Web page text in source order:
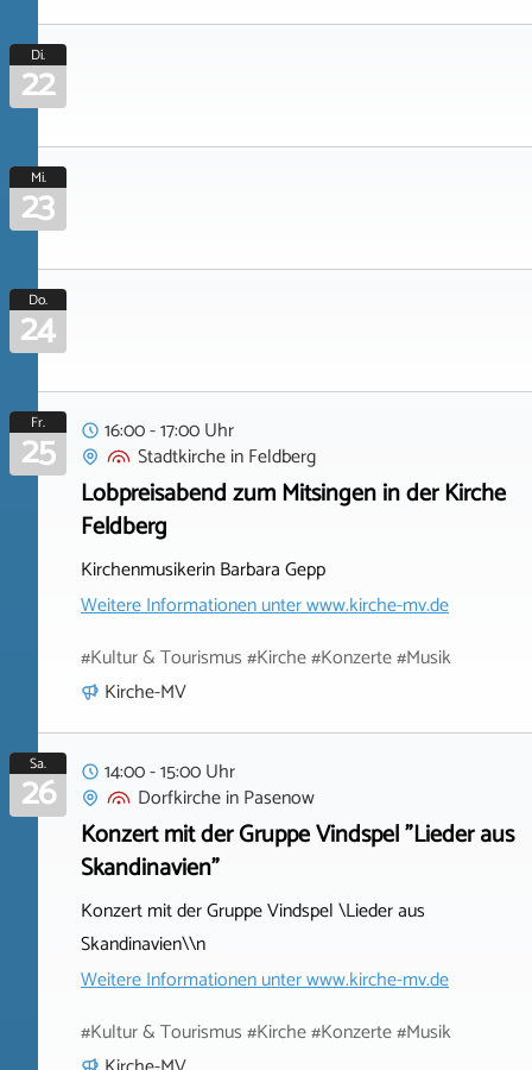
Di.
22
Mi.
23
Do.
24
Fr.
25
16:00 - 17:00 Uhr
StadtkircheinFeldberg
Lobpreisabend zum Mitsingen in der Kirche
Feldberg
Kirchenmusikerin Barbara Gepp
Weitere Informationen unterwww.kirche-mv.de
#Kultur & Tourismus #Kirche #Konzerte #Musik
Kirche-MV
Sa.
26
14:00 - 15:00 Uhr
DorfkircheinPasenow
Konzert mit der Gruppe Vindspel "Lieder aus
Skandinavien"
Konzert mit der Gruppe Vindspel \Lieder aus
Skandinavien\\n
Weitere Informationen unterwww.kirche-mv.de
#Kultur & Tourismus #Kirche #Konzerte #Musik